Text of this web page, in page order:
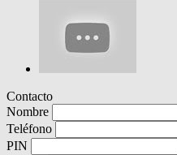
Contacto
Nombre
Teléfono
PIN